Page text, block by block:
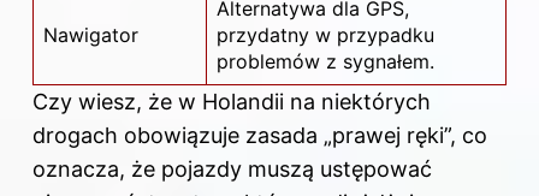
Nawigator
Alternatywa dla GPS,
przydatny w przypadku
problemów z sygnałem.
Czy wiesz, że w Holandii na niektórych
drogach obowiązuje zasada „prawej ręki”, co
oznacza, że pojazdy muszą ustępować